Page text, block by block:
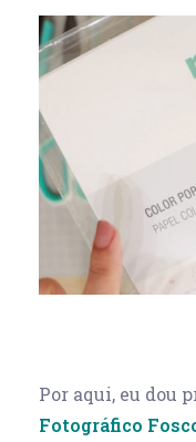
Por aqui, eu dou
Fotográfico